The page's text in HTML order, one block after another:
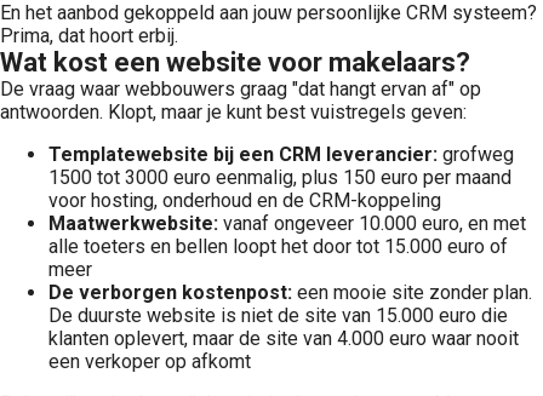
En het aanbod gekoppeld aan jouw persoonlijke CRM systeem?
Prima, dat hoort erbij.
Wat kost een website voor makelaars?
De vraag waar webbouwers graag "dat hangt ervan af" op
antwoorden. Klopt, maar je kunt best vuistregels geven:
Templatewebsite bij een CRM leverancier: grofweg
1500 tot 3000 euro eenmalig, plus 150 euro per maand
voor hosting, onderhoud en de CRM-koppeling
Maatwerkwebsite: vanaf ongeveer 10.000 euro, en met
alle toeters en bellen loopt het door tot 15.000 euro of
meer
De verborgen kostenpost: een mooie site zonder plan.
De duurste website is niet de site van 15.000 euro die
klanten oplevert, maar de site van 4.000 euro waar nooit
een verkoper op afkomt